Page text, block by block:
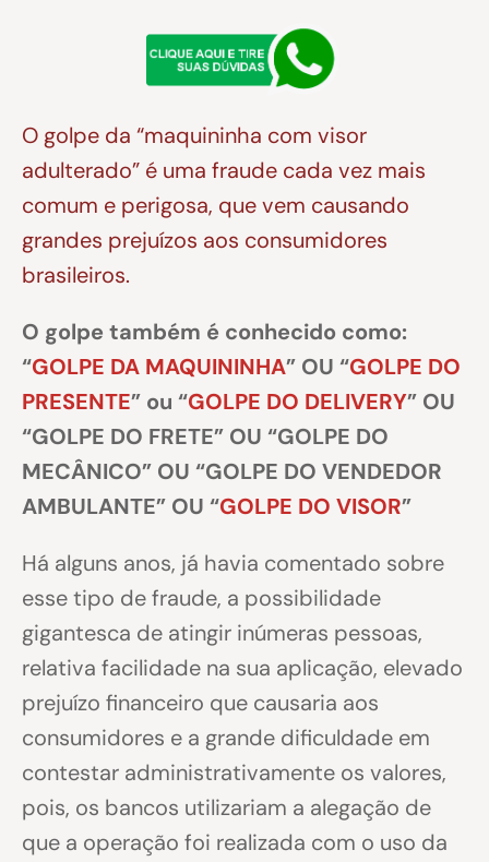
O golpe da “maquininha com visor
adulterado” é uma fraude cada vez mais
comum e perigosa, que vem causando
grandes prejuízos aos consumidores
brasileiros.
O golpe também é conhecido como:
“GOLPE DA MAQUININHA” OU “GOLPE DO
PRESENTE” ou “GOLPE DO DELIVERY” OU
“GOLPE DO FRETE” OU “GOLPE DO
MECÂNICO” OU “GOLPE DO VENDEDOR
AMBULANTE” OU “GOLPE DO VISOR”
Há alguns anos, já havia comentado sobre
esse tipo de fraude, a possibilidade
gigantesca de atingir inúmeras pessoas,
relativa facilidade na sua aplicação, elevado
prejuízo financeiro que causaria aos
consumidores e a grande dificuldade em
contestar administrativamente os valores,
pois, os bancos utilizariam a alegação de
que a operação foi realizada com o uso da